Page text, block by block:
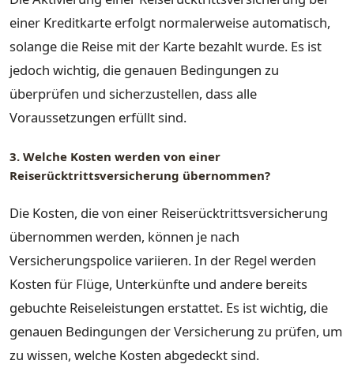
einer Kreditkarte erfolgt normalerweise automatisch,
solange die Reise mit der Karte bezahlt wurde. Es ist
jedoch wichtig, die genauen Bedingungen zu
überprüfen und sicherzustellen, dass alle
Voraussetzungen erfüllt sind.
3. Welche Kosten werden von einer
Reiserücktrittsversicherung übernommen?
Die Kosten, die von einer Reiserücktrittsversicherung
übernommen werden, können je nach
Versicherungspolice variieren. In der Regel werden
Kosten für Flüge, Unterkünfte und andere bereits
gebuchte Reiseleistungen erstattet. Es ist wichtig, die
genauen Bedingungen der Versicherung zu prüfen, um
zu wissen, welche Kosten abgedeckt sind.